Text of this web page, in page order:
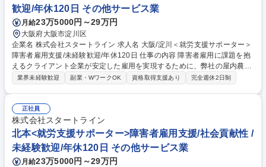
歓迎/年休120日 その他サービス業
月給23万5000円～29万円
大阪府大阪市淀川区
企業名 株式会社スタートライン 求人名 大阪/淀川＜就労支援サポーター＞
障害者雇用支援/未経験歓迎/年休120日 仕事の内容 障害者雇用に課題を抱
えるクライアント企業が安定した雇用を実現するために、弊社の屋内農園
型障害者雇用支援サービスINCLUでの就労/運営サポート業務をお任せし
トのサポートと、「管理者と伴走しながらの障害者サポート」行っていた
だきます。また、必要に応じて本社人事担当者とのINCLU運営に関する報
告・連絡・相談や障害者雇用に関するアドバイスなども行います。例：管
理者面談、管理者と障害者の面談への同席サポート、人事担当者に向けた
成果物活用方法の相談等 募集職種 大阪/淀川＜就労支援サポーター＞障害
者雇用支援/未経験歓迎/年休120日
業界未経験歓迎 副業・WワークOK 資格取得支援あり 完全週休2日制
正社員
株式会社スタートライン
北本<就労支援サポーター>障害者雇用支援/社会貢献性 /
未経験歓迎/年休120日 その他サービス業
月給23万5000円～29万円